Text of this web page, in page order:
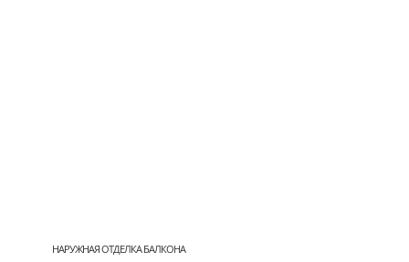
НАРУЖНАЯ ОТДЕЛКА БАЛКОНА